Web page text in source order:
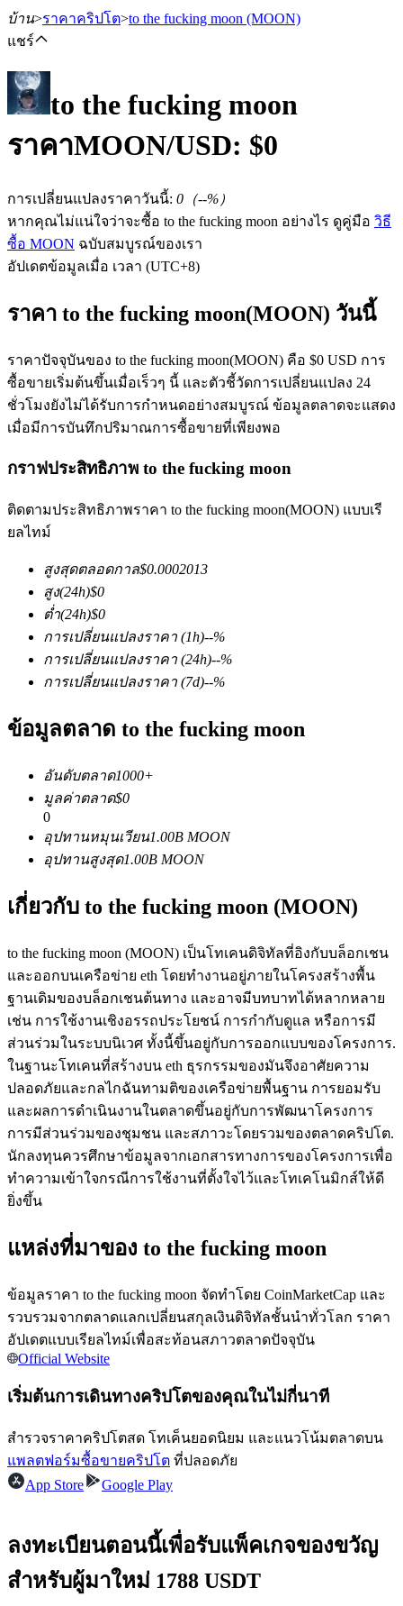
ฟิวเจอร์ส
ฟิวเจอร์ส USDT
ฟิวเจอร์สที่ใช้ USDT เป็นหลักประกัน
ฟิวเจอร์สสกุลเงินดิจิทัล
TradFi
อนุพันธ์ของหุ้น ฟอเร็กซ์ โลหะมีค่า และสินค้าโภคภัณฑ์
ฟิวเจอร์สที่ใช้ USDC เป็นหลักประกัน
คัดลอกการซื้อขาย
เข้าร่วมกับเทรดเดอร์ชั้นนำ
เป็นเทรดเดอร์คัดลอก
ลอกการซื้อขาย
ข้อมูล
บ้าน>ราคาคริปโต>to the fucking moon (MOON)
แชร์
to the fucking moon
ราคาMOON/USD: $0
การเปลี่ยนแปลงราคาวันนี้: 0 （--%）
หากคุณไม่แน่ใจว่าจะซื้อ to the fucking moon อย่างไร ดูคู่มือ วิธี
ซื้อ MOON ฉบับสมบูรณ์ของเรา
อัปเดตข้อมูลเมื่อ เวลา (UTC+8)
ราคา to the fucking moon(MOON) วันนี้
ราคาปัจจุบันของ to the fucking moon(MOON) คือ $0 USD การ
ซื้อขายเริ่มต้นขึ้นเมื่อเร็วๆ นี้ และตัวชี้วัดการเปลี่ยนแปลง 24
ชั่วโมงยังไม่ได้รับการกำหนดอย่างสมบูรณ์ ข้อมูลตลาดจะแสดง
เมื่อมีการบันทึกปริมาณการซื้อขายที่เพียงพอ
กราฟประสิทธิภาพ to the fucking moon
ติดตามประสิทธิภาพราคา to the fucking moon(MOON) แบบเรี
ยลไทม์
สูงสุดตลอดกาล$0.0002013
สูง(24h)$0
ต่ำ(24h)$0
การเปลี่ยนแปลงราคา (1h)--%
การเปลี่ยนแปลงราคา (24h)--%
การเปลี่ยนแปลงราคา (7d)--%
ข้อมูลตลาด to the fucking moon
อันดับตลาด1000+
มูลค่าตลาด$0
0
อุปทานหมุนเวียน1.00B MOON
อุปทานสูงสุด1.00B MOON
เกี่ยวกับ to the fucking moon (MOON)
to the fucking moon (MOON) เป็นโทเคนดิจิทัลที่อิงกับบล็อกเชน
และออกบนเครือข่าย eth โดยทำงานอยู่ภายในโครงสร้างพื้น
ฐานเดิมของบล็อกเชนต้นทาง และอาจมีบทบาทได้หลากหลาย
เช่น การใช้งานเชิงอรรถประโยชน์ การกำกับดูแล หรือการมี
ส่วนร่วมในระบบนิเวศ ทั้งนี้ขึ้นอยู่กับการออกแบบของโครงการ.
ในฐานะโทเคนที่สร้างบน eth ธุรกรรมของมันจึงอาศัยความ
ปลอดภัยและกลไกฉันทามติของเครือข่ายพื้นฐาน การยอมรับ
และผลการดำเนินงานในตลาดขึ้นอยู่กับการพัฒนาโครงการ
การมีส่วนร่วมของชุมชน และสภาวะโดยรวมของตลาดคริปโต.
นักลงทุนควรศึกษาข้อมูลจากเอกสารทางการของโครงการเพื่อ
ทำความเข้าใจกรณีการใช้งานที่ตั้งใจไว้และโทเคโนมิกส์ให้ดี
ยิ่งขึ้น
แหล่งที่มาของ to the fucking moon
ข้อมูลราคา to the fucking moon จัดทำโดย CoinMarketCap และ
รวบรวมจากตลาดแลกเปลี่ยนสกุลเงินดิจิทัลชั้นนำทั่วโลก ราคา
อัปเดตแบบเรียลไทม์เพื่อสะท้อนสภาวตลาดปัจจุบัน
Official Website
เริ่มต้นการเดินทางคริปโตของคุณในไม่กี่นาที
สำรวจราคาคริปโตสด โทเค็นยอดนิยม และแนวโน้มตลาดบน
แพลตฟอร์มซื้อขายคริปโต ที่ปลอดภัย
App Store
Google Play
ลงทะเบียนตอนนี้เพื่อรับแพ็คเกจของขวัญ
สำหรับผู้มาใหม่ 1788 USDT